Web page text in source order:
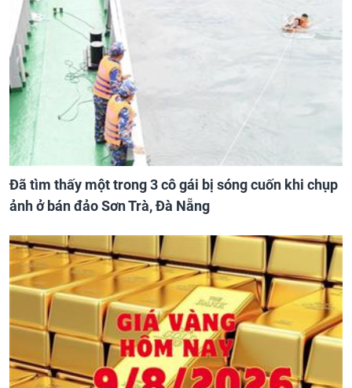
Đã tìm thấy một trong 3 cô gái bị sóng cuốn khi chụp
ảnh ở bán đảo Sơn Trà, Đà Nẵng